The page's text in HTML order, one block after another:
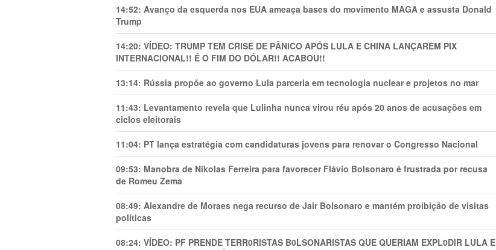
14:52: Avanço da esquerda nos EUA ameaça bases do movimento MAGA e assusta Donald
Trump
14:20: VÍDEO: TRUMP TEM CRlSE DE PÂNlCO APÓS LULA E CHINA LANÇAREM PIX
INTERNACIONAL!! É O FIM DO DÓLAR!! ACABOU!!
13:14: Rússia propõe ao governo Lula parceria em tecnologia nuclear e projetos no mar
11:43: Levantamento revela que Lulinha nunca virou réu após 20 anos de acusações em
ciclos eleitorais
11:04: PT lança estratégia com candidaturas jovens para renovar o Congresso Nacional
09:53: Manobra de Nikolas Ferreira para favorecer Flávio Bolsonaro é frustrada por recusa
de Romeu Zema
08:49: Alexandre de Moraes nega recurso de Jair Bolsonaro e mantém proibição de visitas
políticas
08:24: VÍDEO: PF PRENDE TERR0RlSTAS B0LSONARlSTAS QUE QUERIAM EXPL0DlR LULA E